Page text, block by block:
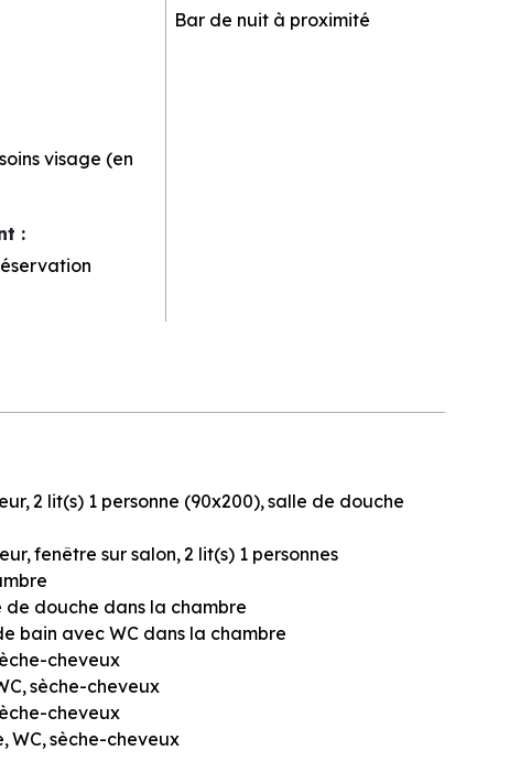
visage (en
:
Bar de nuit à proximité
2 lit(s) 1 personne (90x200) salle de douche
fenêtre sur salon 2 lit(s) 1 personnes
de douche dans la chambre
bain avec WC dans la chambre
cheveux
sèche-cheveux
cheveux
WC sèche-cheveux